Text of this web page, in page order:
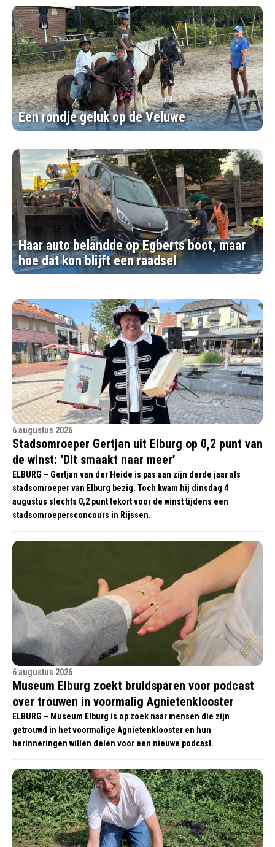
Een rondje geluk op de Veluwe
Haar auto belandde op Egberts boot, maar
hoe dat kon blijft een raadsel
6 augustus 2026
Stadsomroeper Gertjan uit Elburg op 0,2 punt van
de winst: ‘Dit smaakt naar meer’
ELBURG – Gertjan van der Heide is pas aan zijn derde jaar als
stadsomroeper van Elburg bezig. Toch kwam hij dinsdag 4
augustus slechts 0,2 punt tekort voor de winst tijdens een
stadsomroepersconcours in Rijssen.
6 augustus 2026
Museum Elburg zoekt bruidsparen voor podcast
over trouwen in voormalig Agnietenklooster
ELBURG – Museum Elburg is op zoek naar mensen die zijn
getrouwd in het voormalige Agnietenklooster en hun
herinneringen willen delen voor een nieuwe podcast.